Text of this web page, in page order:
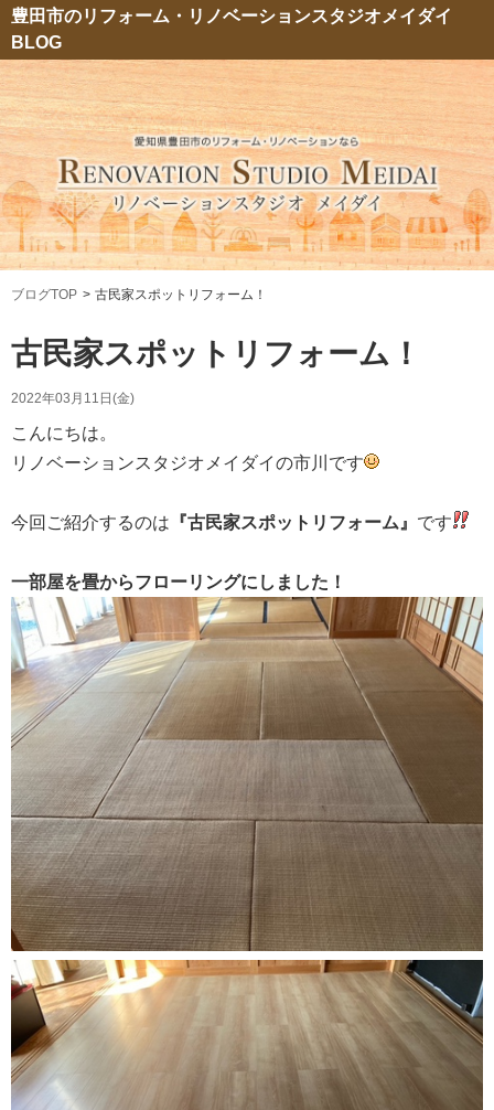
豊田市のリフォーム・リノベーションスタジオメイダイ
BLOG
ブログTOP 古民家スポットリフォーム！
古民家スポットリフォーム！
2022年03月11日(金)
こんにちは。
リノベーションスタジオメイダイの市川です
今回ご紹介するのは 『古民家スポットリフォーム』 です
一部屋を畳からフローリングにしました！